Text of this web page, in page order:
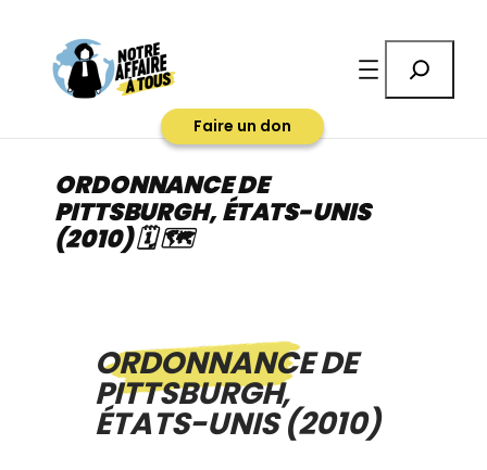
contenu
Faire un don
ORDONNANCE DE
PITTSBURGH, ÉTATS-UNIS
(2010) 🗓 🗺
ORDONNANCE DE
PITTSBURGH,
ÉTATS-UNIS (2010)